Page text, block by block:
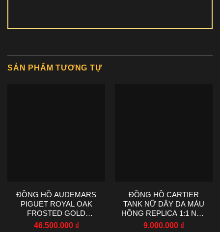
SẢN PHẨM TƯƠNG TỰ
ĐỒNG HỒ AUDEMARS
PIGUET ROYAL OAK
FROSTED GOLD
15407BC PHỦ VÀNG
46.500.000 ₫
ĐỒNG HỒ CARTIER
TANK NỮ DÂY DA MÀU
HỒNG REPLICA 1:1 NHÀ
MÁY AF 22X29MM
9.000.000 ₫